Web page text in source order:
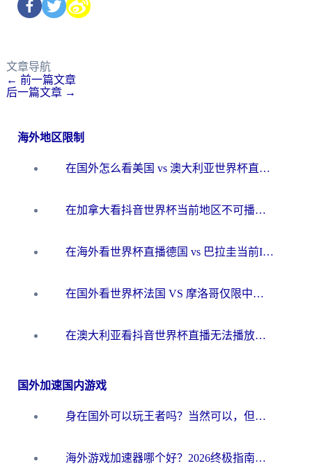
文章导航
← 前一篇文章
后一篇文章 →
海外地区限制
在国外怎么看美国 vs 澳大利亚世界杯直播？海外党必藏的中文解说观赛指南
在加拿大看抖音世界杯当前地区不可播放？海外党体育观赛终极指南
在海外看世界杯直播德国 vs 巴拉圭当前IP受限制？这篇指南帮你轻松解决地区限制
在国外看世界杯法国 VS 摩洛哥仅限中国大陆？别让地域限制拦下你的欢呼
在澳大利亚看抖音世界杯直播无法播放？海外党体育观赛终极指南来了！
国外加速国内游戏
身在国外可以玩王者吗？当然可以，但你需要这份“加速”指南
海外游戏加速器哪个好？2026终极指南帮你畅玩国服+解决卡顿难题